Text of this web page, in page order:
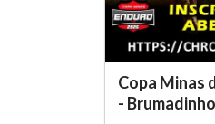
Copa Minas
- Brumadinho